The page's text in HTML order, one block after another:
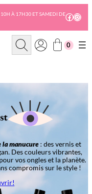
10H À 17H30 ET SAMEDI DE
R
c
c
h
0
manucure: des vernis et
Des couleurs vibrantes,
pour vos ongles et la planète.
compromis sur le style !